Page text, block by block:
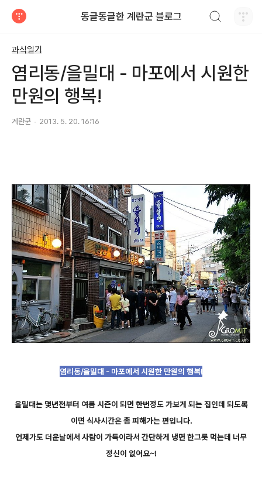
동글동글한 계란군 블로그
과식일기
염리동/을밀대 - 마포에서 시원한
만원의 행복!
계란군 2013. 5. 20. 16:16
염리동/을밀대 - 마포에서 시원한 만원의 행복!
을밀대는 몇년전부터 여름 시즌이 되면 한번정도 가보게 되는 집인데 되도록
이면 식사시간은 좀 피해가는 편입니다.
언제가도 더운날에서 사람이 가득이라서 간단하게 냉면 한그릇 먹는데 너무
정신이 없어요~!